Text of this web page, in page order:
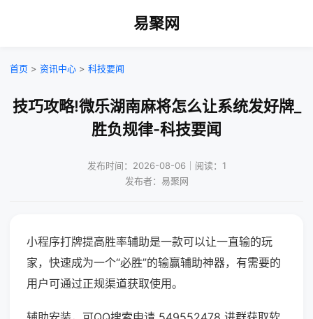
易聚网
首页 > 资讯中心 > 科技要闻
技巧攻略!微乐湖南麻将怎么让系统发好牌_
胜负规律-科技要闻
发布时间：2026-08-06｜阅读：1
发布者：易聚网
小程序打牌提高胜率辅助是一款可以让一直输的玩
家，快速成为一个“必胜”的输赢辅助神器，有需要的
用户可通过正规渠道获取使用。